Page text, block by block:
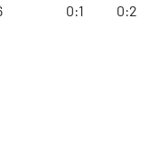
0:1 0:2